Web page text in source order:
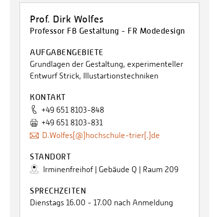
Prof. Dirk Wolfes
Professor FB Gestaltung - FR Modedesign
AUFGABENGEBIETE
Grundlagen der Gestaltung, experimenteller
Entwurf Strick, Illustartionstechniken
KONTAKT
+49 651 8103-848
+49 651 8103-831
D.Wolfes[@]hochschule-trier[.]de
STANDORT
Irminenfreihof | Gebäude Q | Raum 209
SPRECHZEITEN
Dienstags 16.00 - 17.00 nach Anmeldung